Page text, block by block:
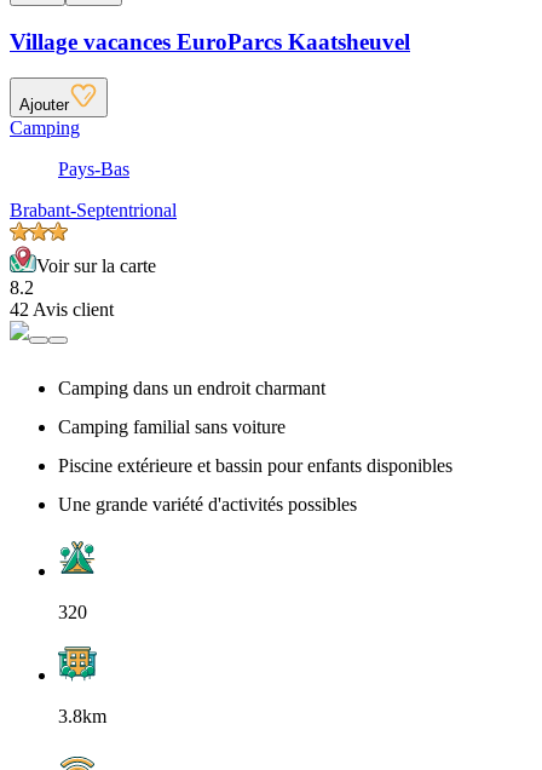
Village vacances EuroParcs Kaatsheuvel
Ajouter
Camping
Pays-Bas
Brabant-Septentrional
Voir sur la carte
8.2
42 Avis client
Camping dans un endroit charmant
Camping familial sans voiture
Piscine extérieure et bassin pour enfants disponibles
Une grande variété d'activités possibles
320
3.8km